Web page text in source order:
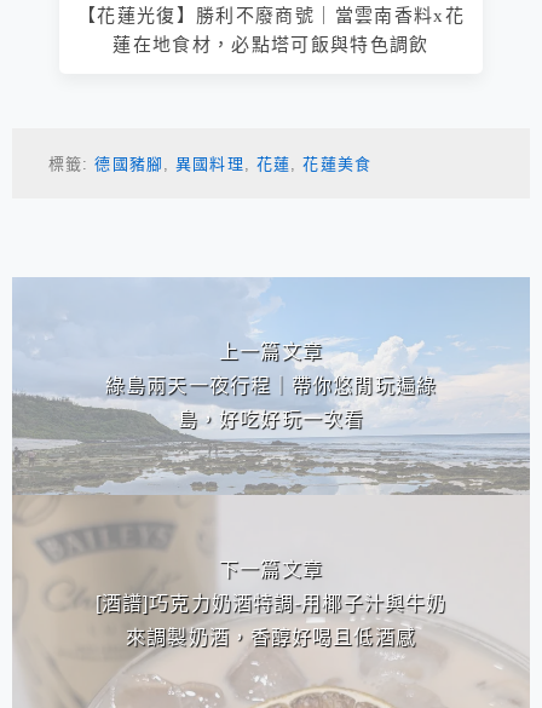
【花蓮光復】勝利不廢商號｜當雲南香料x花
蓮在地食材，必點塔可飯與特色調飲
標籤:德國豬腳 ,異國料理, 花蓮,花蓮美食
上一篇文章
綠島兩天一夜行程｜帶你悠閒玩遍綠
島，好吃好玩一次看
下一篇文章
[酒譜]巧克力奶酒特調-用椰子汁與牛奶
來調製奶酒，香醇好喝且低酒感